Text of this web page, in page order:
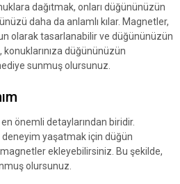
dağıtmak, onları düğününüzün
daha da anlamlı kılar. Magnetler,
olarak tasarlanabilir ve düğününüzün
konuklarınıza düğününüzün
sunmuş olursunuz.
önemli detaylarından biridir.
yaşatmak için düğün
ekleyebilirsiniz. Bu şekilde,
olursunuz.